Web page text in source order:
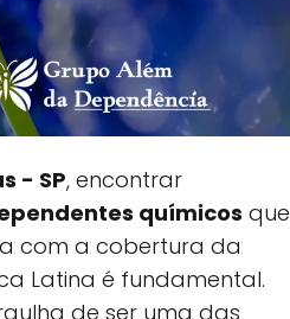
- SP, encontrar
químicos que
com a cobertura da
Latina é fundamental.
de ser uma das